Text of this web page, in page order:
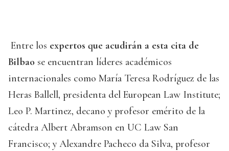
Entre los expertos que acudirán a esta cita de
Bilbao se encuentran líderes académicos
internacionales como María Teresa Rodríguez de las
Heras Ballell, presidenta del European Law Institute;
Leo P. Martinez, decano y profesor emérito de la
cátedra Albert Abramson en UC Law San
Francisco; y Alexandre Pacheco da Silva, profesor